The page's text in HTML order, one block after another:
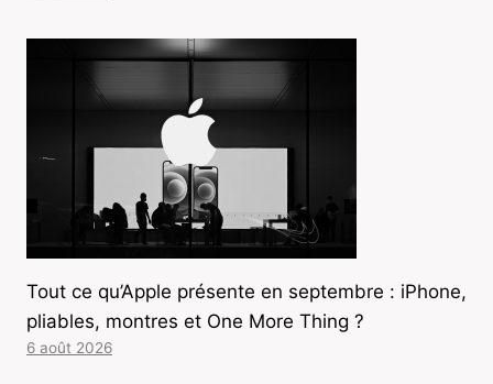
Tout ce qu’Apple présente en septembre : iPhone,
pliables, montres et One More Thing ?
6 août 2026